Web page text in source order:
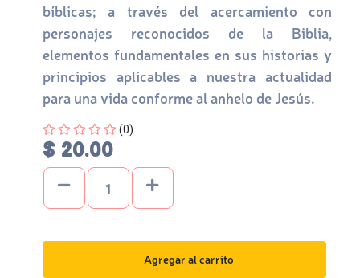
bíblicas; a través del acercamiento con
personajes reconocidos de la Biblia,
elementos fundamentales en sus historias y
principios aplicables a nuestra actualidad
para una vida conforme al anhelo de Jesús.
Four out of Five Stars
(0)
$ 20.00
Agregar al carrito